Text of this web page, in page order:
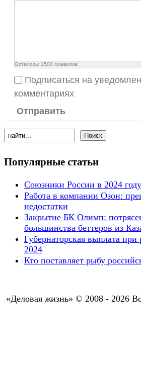
Осталось: 1500 символов
Подписаться на
комментариях
Отправить
Популярные статьи
Союзники России в 2024
Работа в компании Озон:
недостатки
Закрытие БК Олимп:
большинства беттеров из
Губернаторская выплата
2024
Кто поставляет рыбу
«Деловая жизнь» © 2008 - 2026